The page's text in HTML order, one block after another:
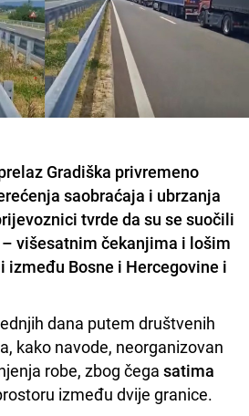
Gradiška privremeno
saobraćaja i ubrzanja
tvrde da su se suočili
višesatnim čekanjima i lošim
između Bosne i Hercegovine i
dana putem društvenih
kako navode, neorganizovan
robe, zbog čega satima
između dvije granice.